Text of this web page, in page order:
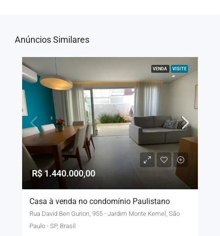
Anúncios Similares
VENDA VISITE
R$ 1.440.000,00
Casa à venda no condomínio Paulistano
Rua David Ben Gurion, 955 - Jardim Monte Kemel, São
Paulo - SP, Brasil